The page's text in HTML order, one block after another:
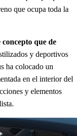
que ocupa toda la
concepto que de
y deportivos
ha colocado un
en el interior del
y elementos